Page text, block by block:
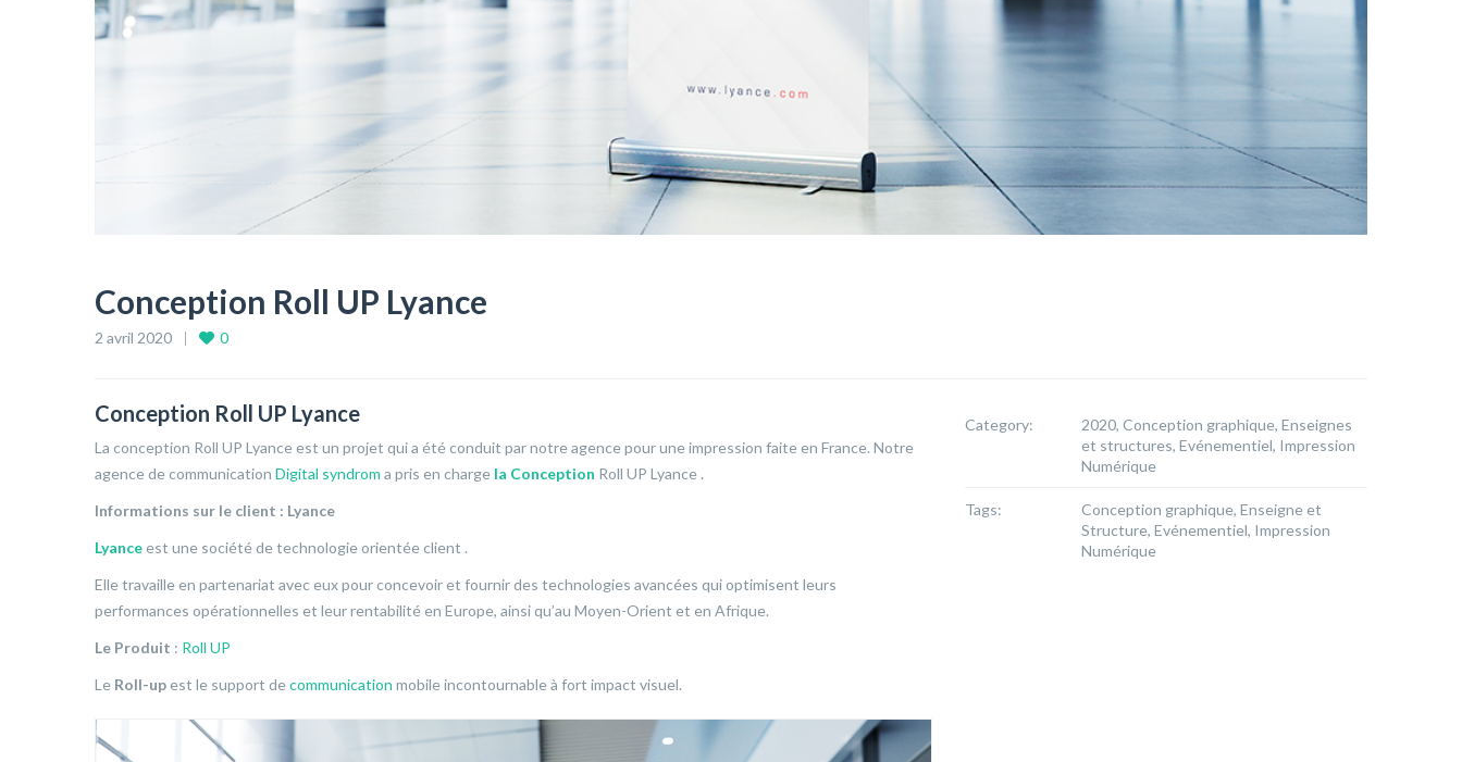
Conception Roll UP Lyance
2 avril 2020 0
Conception Roll UP Lyance
La conception Roll UP Lyance est un projet qui a été conduit par notre agence pour une impression faite en France. Notre
agence de communication Digital syndrom a pris en charge la Conception Roll UP Lyance .
Informations sur le client : Lyance
Lyance est une société de technologie orientée client .
Elle travaille en partenariat avec eux pour concevoir et fournir des technologies avancées qui optimisent leurs
performances opérationnelles et leur rentabilité en Europe, ainsi qu’au Moyen-Orient et en Afrique.
Le Produit : Roll UP
Le Roll-up est le support decommunication mobile incontournable à fort impact visuel.
Category:
2020, Conception graphique, Enseignes
et structures, Evénementiel, Impression
Numérique
Tags:
Conception graphique, Enseigne et
Structure, Evénementiel, Impression
Numérique